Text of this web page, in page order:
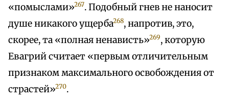
«помыслами»267. Подобный гнев не наносит
душе никакого ущерба268, напротив, это,
скорее, та «полная ненависть»269, которую
Евагрий считает «первым отличительным
признаком максимального освобождения от
страстей»270.